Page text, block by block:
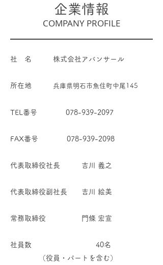
​企業情報
​COMPANY PROFILE
社 名 株式会社アバンサール
所在地 兵庫県明石市魚住町中尾145
TEL番号 078-939-2097
FAX番号 078-939-2098
代表取締役社長 吉川 義之
代表取締役副社長 吉川 絵美
常務取締役 門條 宏宣
社員数 40名
（役員・パートを含む）